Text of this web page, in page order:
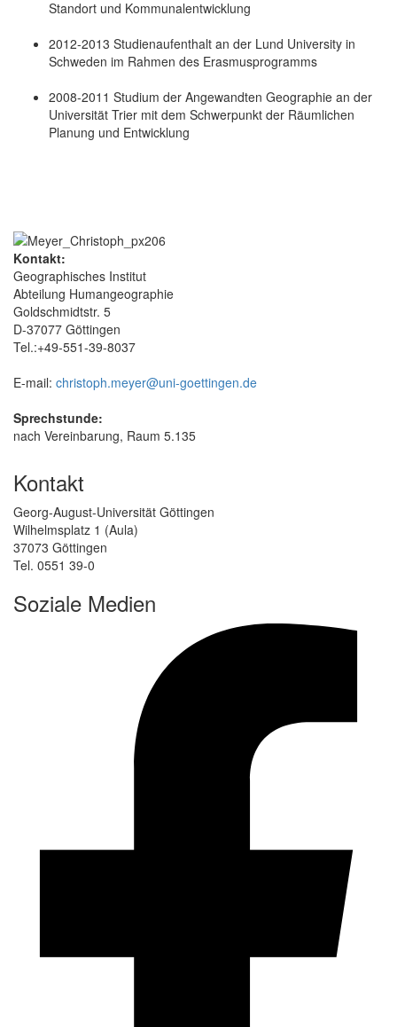
Standort und Kommunalentwicklung
2012-2013 Studienaufenthalt an der Lund University in
Schweden im Rahmen des Erasmusprogramms
2008-2011 Studium der Angewandten Geographie an der
Universität Trier mit dem Schwerpunkt der Räumlichen
Planung und Entwicklung
Kontakt:
Geographisches Institut
Abteilung Humangeographie
Goldschmidtstr. 5
D-37077 Göttingen
Tel.:+49-551-39-8037
E-mail: christoph.meyer@uni-goettingen.de
Sprechstunde:
nach Vereinbarung, Raum 5.135
Kontakt
Georg-August-Universität Göttingen
Wilhelmsplatz 1 (Aula)
37073 Göttingen
Tel. 0551 39-0
Soziale Medien